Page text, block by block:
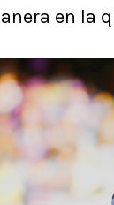
en la